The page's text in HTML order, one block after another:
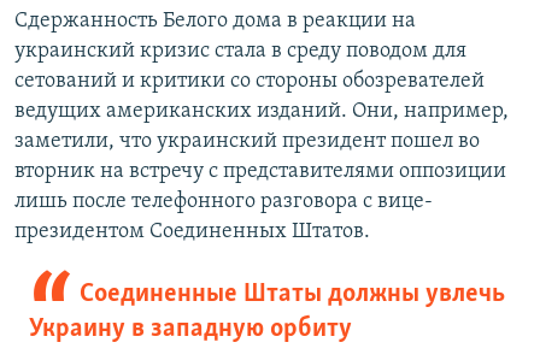
Сдержанность Белого дома в реакции на
украинский кризис стала в среду поводом для
сетований и критики со стороны обозревателей
ведущих американских изданий. Они, например,
заметили, что украинский президент пошел во
вторник на встречу с представителями оппозиции
лишь после телефонного разговора с вице-
президентом Соединенных Штатов.
Соединенные Штаты должны увлечь
Украину в западную орбиту